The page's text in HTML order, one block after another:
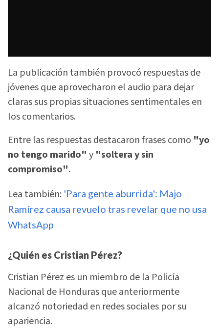
La publicación también provocó respuestas de
jóvenes que aprovecharon el audio para dejar
claras sus propias situaciones sentimentales en
los comentarios.
Entre las respuestas destacaron frases como "yo
no tengo marido" y "soltera y sin
compromiso".
Lea también: 'Para gente aburrida': Majo
Ramírez causa revuelo tras revelar que no usa
WhatsApp
¿Quién es Cristian Pérez?
Cristian Pérez es un miembro de la Policía
Nacional de Honduras que anteriormente
alcanzó notoriedad en redes sociales por su
apariencia.